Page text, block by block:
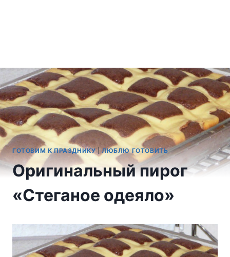
ГОТОВИМ К ПРАЗДНИКУ|ЛЮБЛЮ ГОТОВИТЬ
Оригинальный пирог
«Стеганое одеяло»